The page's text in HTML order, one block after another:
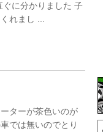
に分かりました 子
れまし ...
ターが茶色いのが
では無いのでとり